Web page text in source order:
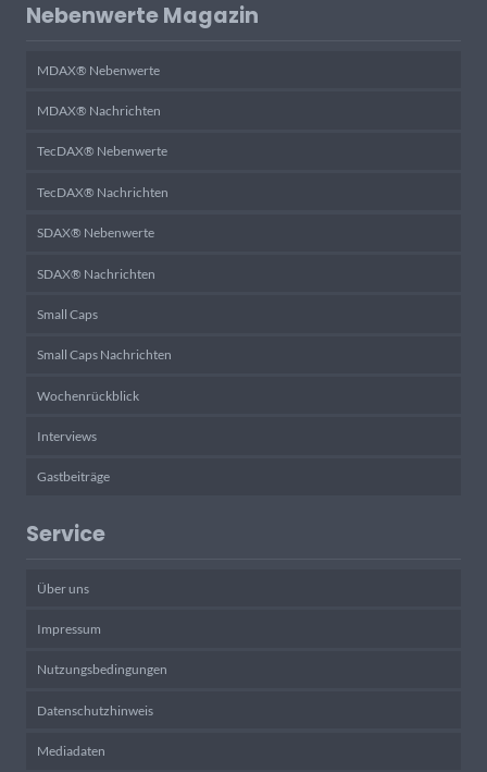
Nebenwerte Magazin
MDAX® Nebenwerte
MDAX® Nachrichten
TecDAX® Nebenwerte
TecDAX® Nachrichten
SDAX® Nebenwerte
SDAX® Nachrichten
Small Caps
Small Caps Nachrichten
Wochenrückblick
Interviews
Gastbeiträge
Service
Über uns
Impressum
Nutzungsbedingungen
Datenschutzhinweis
Mediadaten